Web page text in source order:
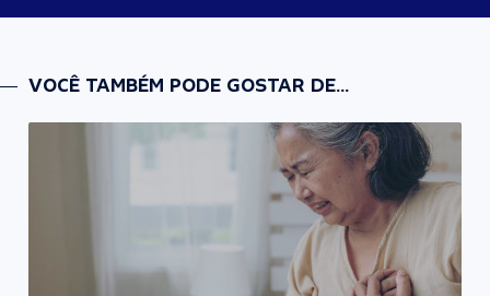
VOCÊ TAMBÉM PODE GOSTAR DE...